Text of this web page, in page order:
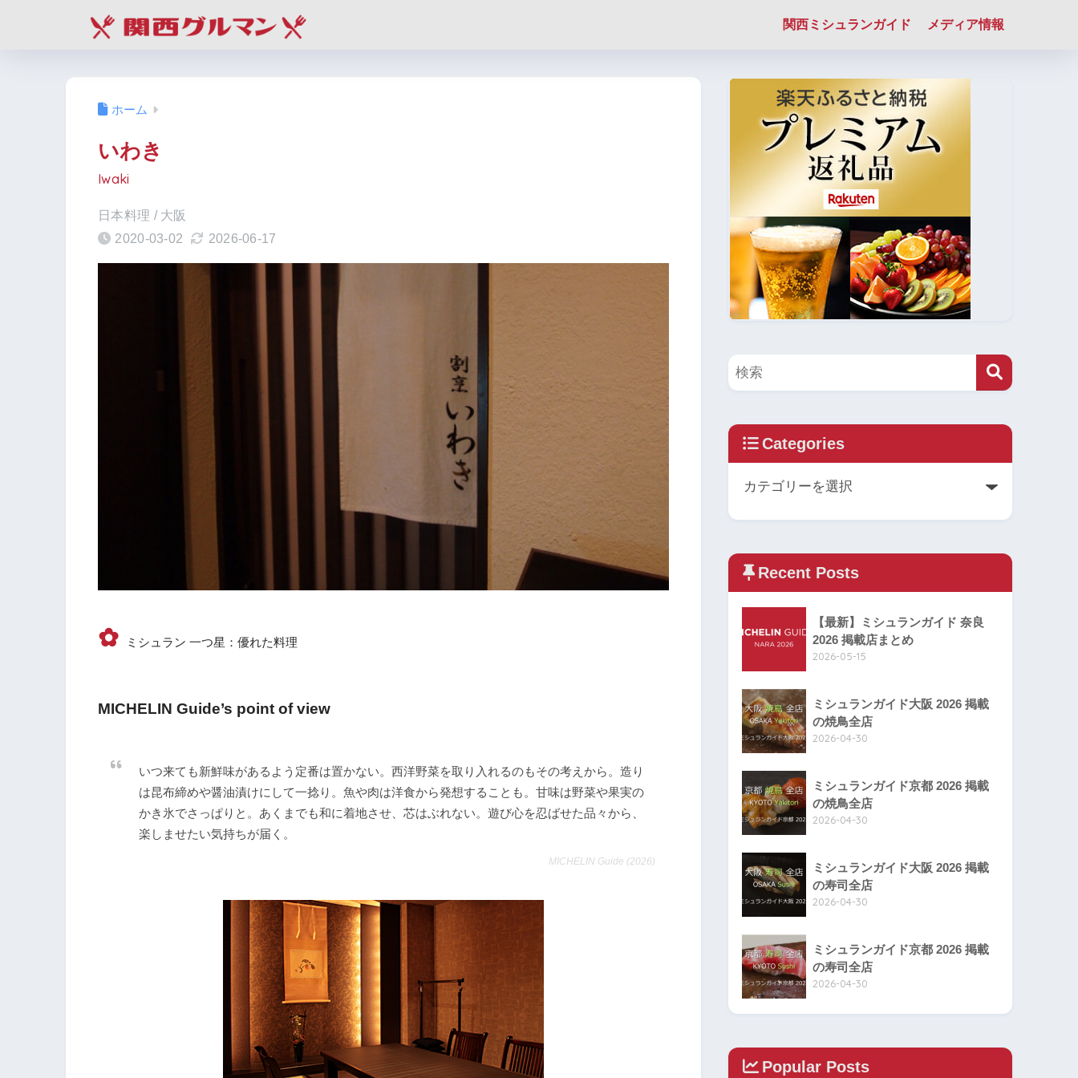
関西ミシュランガイド メディア情報
ホーム
いわき
Iwaki
日本料理 / 大阪
2020-03-02
2026-06-17
✿ ミシュラン 一つ星：優れた料理
MICHELIN Guide’s point of view
いつ来ても新鮮味があるよう定番は置かない。西洋野菜を取り入れるのもその考えから。造り
は昆布締めや醤油漬けにして一捻り。魚や肉は洋食から発想することも。甘味は野菜や果実の
かき氷でさっぱりと。あくまでも和に着地させ、芯はぶれない。遊び心を忍ばせた品々から、
楽しませたい気持ちが届く。
MICHELIN Guide (2026)
Categories
Recent Posts
【最新】ミシュランガイド 奈良
2026 掲載店まとめ
2026-05-15
ミシュランガイド大阪 2026 掲載
の焼鳥全店
2026-04-30
ミシュランガイド京都 2026 掲載
の焼鳥全店
2026-04-30
ミシュランガイド大阪 2026 掲載
の寿司全店
2026-04-30
ミシュランガイド京都 2026 掲載
の寿司全店
2026-04-30
Popular Posts